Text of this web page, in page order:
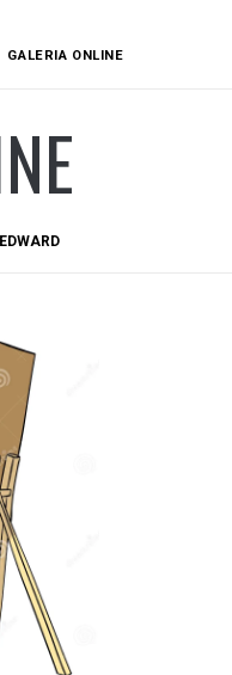
GALERIA ONLINE
EDWARD